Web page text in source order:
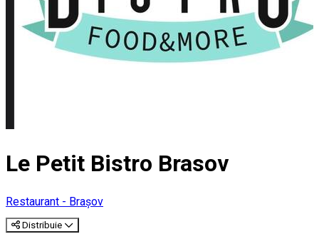
Le Petit Bistro Brasov
Restaurant - Brașov
Distribuie